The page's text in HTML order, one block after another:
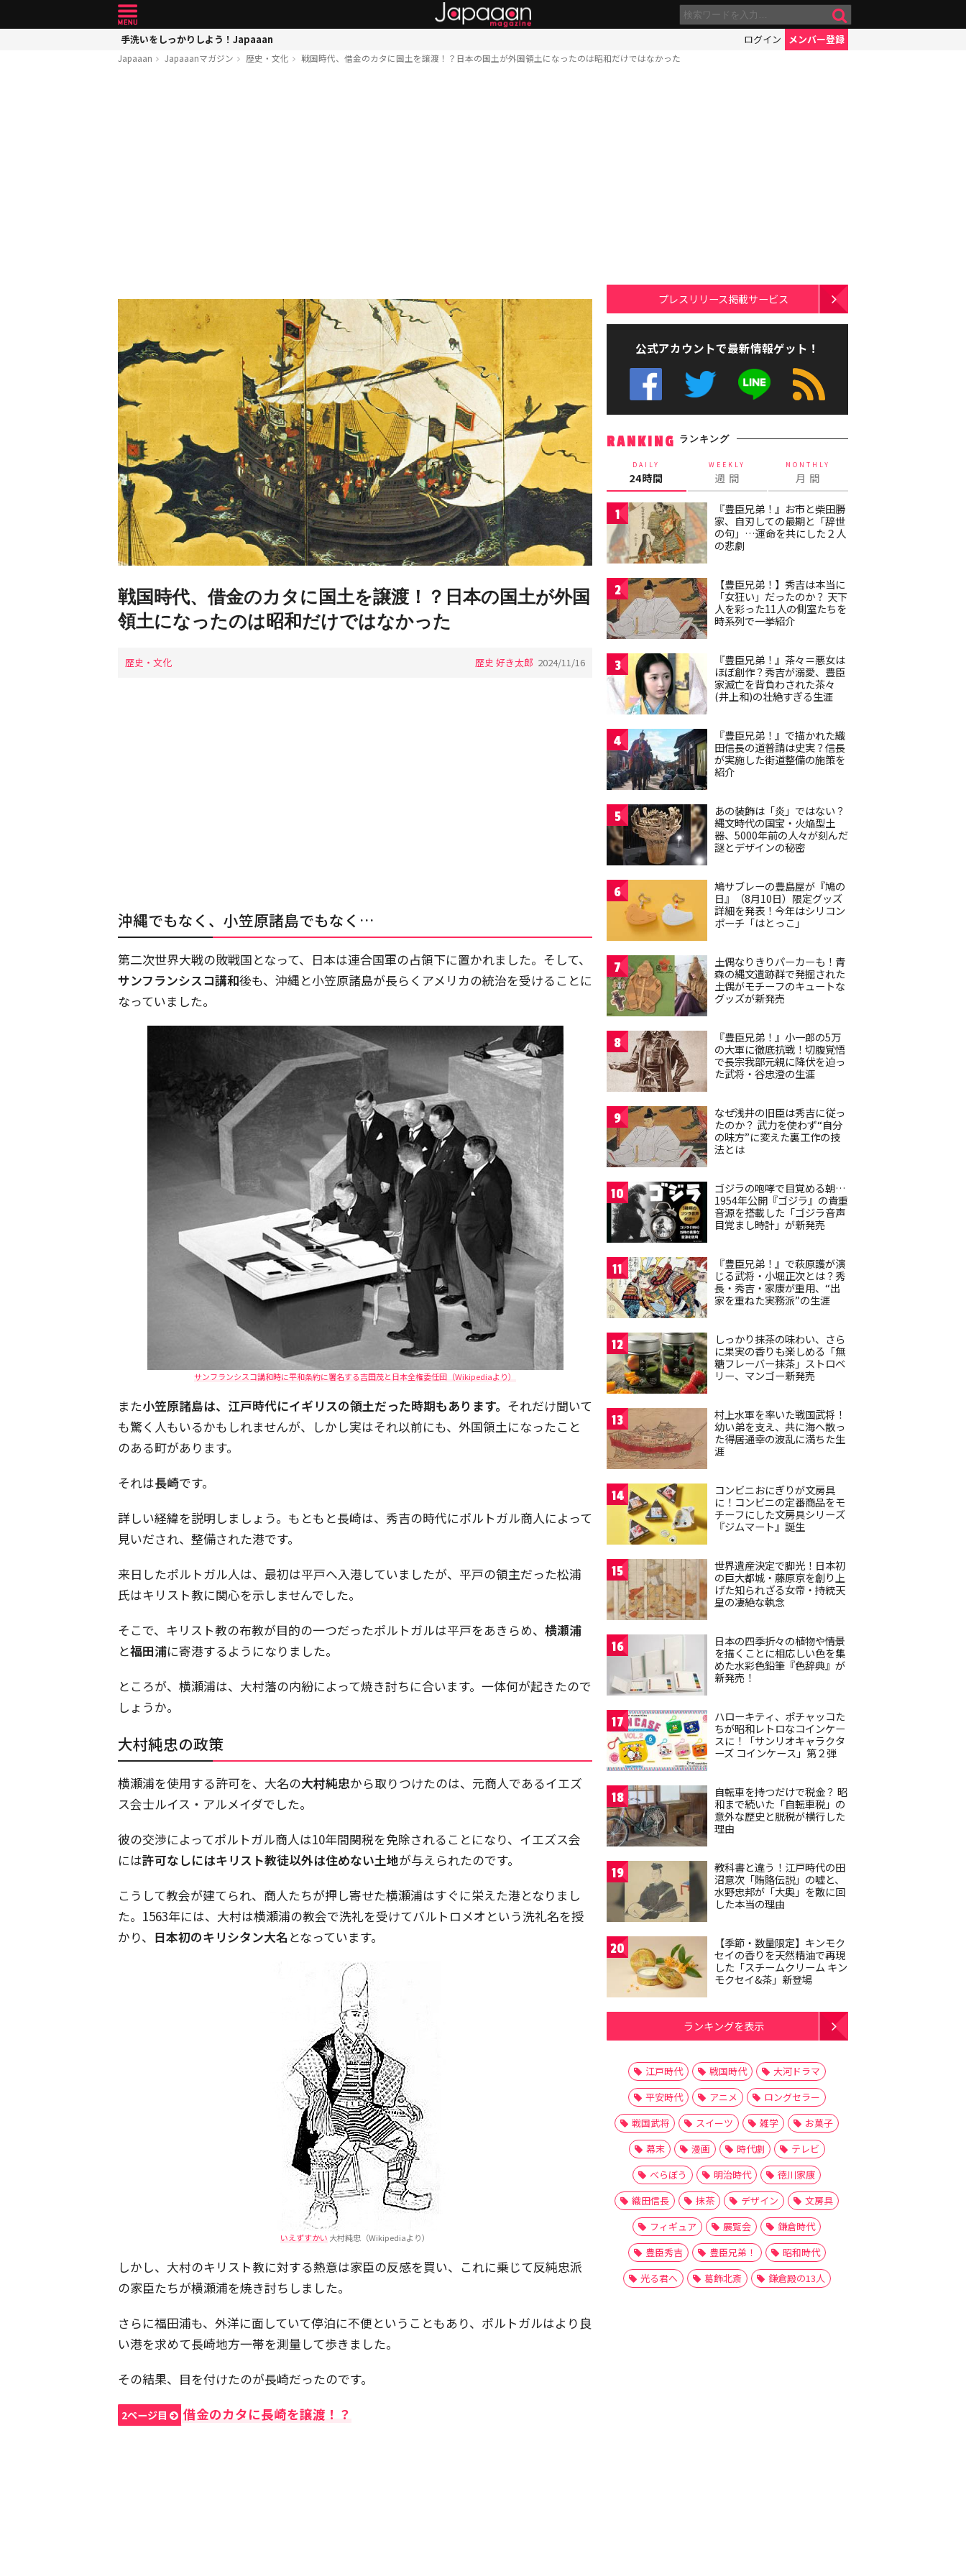
手洗いをしっかりしよう！Japaaan ログイン メンバー登録
Japaaan Japaaanマガジン 歴史・文化 戦国時代、借金のカタに国土を譲渡！？日本の国土が外国領土になったのは昭和だけではなかった
戦国時代、借金のカタに国土を譲渡！？日本の国土が外国
領土になったのは昭和だけではなかった
歴史・文化 歴史 好き太郎 2024/11/16
沖縄でもなく、小笠原諸島でもなく…
第二次世界大戦の敗戦国となって、日本は連合国軍の占領下に置かれました。そして、
サンフランシスコ講和後も、沖縄と小笠原諸島が長らくアメリカの統治を受けることに
なっていました。
サンフランシスコ講和時に平和条約に署名する吉田茂と日本全権委任団（Wikipediaより）
また小笠原諸島は、江戸時代にイギリスの領土だった時期もあります。 それだけ聞いて
も驚く人もいるかもしれませんが、しかし実はそれ以前にも、外国領土になったこと
のある町があります。
それは長崎です。
詳しい経緯を説明しましょう。もともと長崎は、秀吉の時代にポルトガル商人によって
見いだされ、整備された港です。
来日したポルトガル人は、最初は平戸へ入港していましたが、平戸の領主だった松浦
氏はキリスト教に関心を示しませんでした。
そこで、キリスト教の布教が目的の一つだったポルトガルは平戸をあきらめ、 横瀬浦
と福田浦に寄港するようになりました。
ところが、横瀬浦は、大村藩の内紛によって焼き討ちに合います。一体何が起きたので
しょうか。
大村純忠の政策
横瀬浦を使用する許可を、大名の大村純忠から取りつけたのは、元商人であるイエズ
ス会士ルイス・アルメイダでした。
彼の交渉によってポルトガル商人は10年間関税を免除されることになり、イエズス会
には許可なしにはキリスト教徒以外は住めない土地が与えられたのです。
こうして教会が建てられ、商人たちが押し寄せた横瀬浦はすぐに栄えた港となりまし
た。1563年には、大村は横瀬浦の教会で洗礼を受けてバルトロメオという洗礼名を授
かり、 日本初のキリシタン大名 となっています。
いえずすかい 大村純忠（Wikipediaより）
しかし、大村のキリスト教に対する熱意は家臣の反感を買い、これに乗じて反純忠派
の家臣たちが横瀬浦を焼き討ちしました。
さらに福田浦も、外洋に面していて停泊に不便ということもあり、ポルトガルはより良
い港を求めて長崎地方一帯を測量して歩きました。
その結果、目を付けたのが長崎だったのです。
2ページ目 借金のカタに長崎を譲渡！？
プレスリリース掲載サービス
公式アカウントで最新情報ゲット！
RANKING ランキング
DAILY
24時間
WEEKLY
週 間
MONTHLY
月 間
1
『豊臣兄弟！』お市と柴田勝
家、自刃しての最期と「辞世
の句」…運命を共にした２人
の悲劇
2
【豊臣兄弟！】秀吉は本当に
「女狂い」だったのか？ 天下
人を彩った11人の側室たちを
時系列で一挙紹介
3
『豊臣兄弟！』茶々＝悪女は
ほぼ創作？秀吉が溺愛、豊臣
家滅亡を背負わされた茶々
(井上和)の壮絶すぎる生涯
4
『豊臣兄弟！』で描かれた織
田信長の道普請は史実？信長
が実施した街道整備の施策を
紹介
5
あの装飾は「炎」ではない？
縄文時代の国宝・火焔型土
器、5000年前の人々が刻んだ
謎とデザインの秘密
6
鳩サブレーの豊島屋が『鳩の
日』（8月10日）限定グッズ
詳細を発表！今年はシリコン
ポーチ「はとっこ」
7
土偶なりきりパーカーも！青
森の縄文遺跡群で発掘された
土偶がモチーフのキュートな
グッズが新発売
8
『豊臣兄弟！』小一郎の5万
の大軍に徹底抗戦！切腹覚悟
で長宗我部元親に降伏を迫っ
た武将・谷忠澄の生涯
9
なぜ浅井の旧臣は秀吉に従っ
たのか？ 武力を使わず“自分
の味方”に変えた裏工作の技
法とは
10
ゴジラの咆哮で目覚める朝…
1954年公開『ゴジラ』の貴重
音源を搭載した「ゴジラ音声
目覚まし時計」が新発売
11
『豊臣兄弟！』で萩原護が演
じる武将・小堀正次とは？秀
長・秀吉・家康が重用、“出
家を重ねた実務派”の生涯
12
しっかり抹茶の味わい、さら
に果実の香りも楽しめる「無
糖フレーバー抹茶」ストロベ
リー、マンゴー新発売
13
村上水軍を率いた戦国武将！
幼い弟を支え、共に海へ散っ
た得居通幸の波乱に満ちた生
涯
14
コンビニおにぎりが文房具
に！コンビニの定番商品をモ
チーフにした文房具シリーズ
『ジムマート』誕生
15
世界遺産決定で脚光！日本初
の巨大都城・藤原京を創り上
げた知られざる女帝・持統天
皇の凄絶な執念
16
日本の四季折々の植物や情景
を描くことに相応しい色を集
めた水彩色鉛筆『色辞典』が
新発売！
17
ハローキティ、ポチャッコた
ちが昭和レトロなコインケー
スに！「サンリオキャラクタ
ーズ コインケース」第２弾
18
自転車を持つだけで税金？ 昭
和まで続いた「自転車税」の
意外な歴史と脱税が横行した
理由
19
教科書と違う！江戸時代の田
沼意次「賄賂伝説」の嘘と、
水野忠邦が「大奥」を敵に回
した本当の理由
20
【季節・数量限定】キンモク
セイの香りを天然精油で再現
した「スチームクリーム キン
モクセイ&茶」新登場
ランキングを表示
江戸時代 戦国時代
大河ドラマ
平安時代
アニメ
ロングセラー
戦国武将
スイーツ 雑学
お菓子
幕末
漫画 時代劇
テレビ
べらぼう
明治時代
徳川家康
織田信長
抹茶 デザイン
文房具
フィギュア
展覧会
鎌倉時代
豊臣秀吉
豊臣兄弟！
昭和時代
光る君へ
葛飾北斎 鎌倉殿の13人